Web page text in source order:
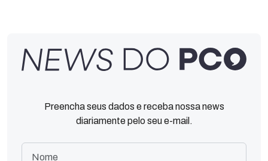
Preencha seus dados e receba nossa news
diariamente pelo seu e-mail.